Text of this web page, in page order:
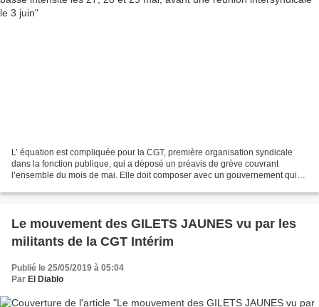
L’ équation est compliquée pour la CGT, première organisation syndicale
dans la fonction publique, qui a déposé un préavis de grève couvrant
l’ensemble du mois de mai. Elle doit composer avec un gouvernement qui
Le mouvement des GILETS JAUNES vu par les
militants de la CGT Intérim
Publié le 25/05/2019 à 05:04
Par El Diablo